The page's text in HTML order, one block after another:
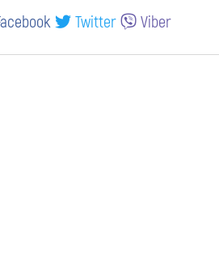
Twitter Viber